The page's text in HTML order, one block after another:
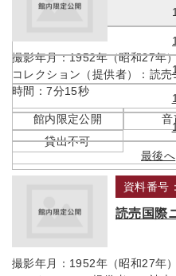
最後へ
読売国際
撮影年月：1952年（昭和27年
コレクション（提供者）： 読売
時間：7分15秒
館内限定公開
音
貸出不可
資料番号
読売国際
撮影年月： 1952年（昭和27年